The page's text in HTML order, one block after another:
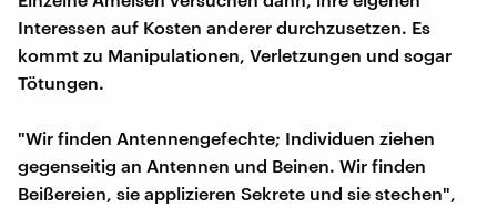
Interessen auf Kosten anderer durchzusetzen. Es
kommt zu Manipulationen, Verletzungen und sogar
Tötungen.
"Wir finden Antennengefechte; Individuen ziehen
gegenseitig an Antennen und Beinen. Wir finden
Beißereien, sie applizieren Sekrete und sie stechen",